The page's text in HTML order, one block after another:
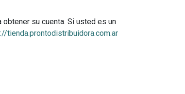
obtener su cuenta. Si usted es un
tienda.prontodistribuidora.com.ar